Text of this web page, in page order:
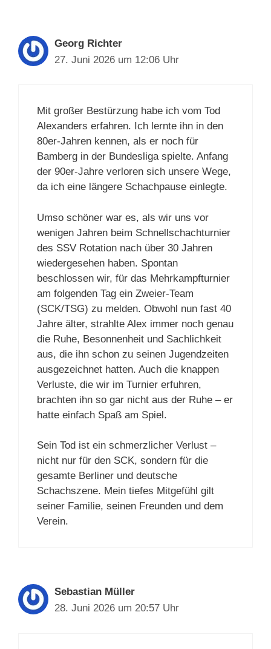
Georg Richter
27. Juni 2026 um 12:06 Uhr
Mit großer Bestürzung habe ich vom Tod
Alexanders erfahren. Ich lernte ihn in den
80er-Jahren kennen, als er noch für
Bamberg in der Bundesliga spielte. Anfang
der 90er-Jahre verloren sich unsere Wege,
da ich eine längere Schachpause einlegte.
Umso schöner war es, als wir uns vor
wenigen Jahren beim Schnellschachturnier
des SSV Rotation nach über 30 Jahren
wiedergesehen haben. Spontan
beschlossen wir, für das Mehrkampfturnier
am folgenden Tag ein Zweier-Team
(SCK/TSG) zu melden. Obwohl nun fast 40
Jahre älter, strahlte Alex immer noch genau
die Ruhe, Besonnenheit und Sachlichkeit
aus, die ihn schon zu seinen Jugendzeiten
ausgezeichnet hatten. Auch die knappen
Verluste, die wir im Turnier erfuhren,
brachten ihn so gar nicht aus der Ruhe – er
hatte einfach Spaß am Spiel.
Sein Tod ist ein schmerzlicher Verlust –
nicht nur für den SCK, sondern für die
gesamte Berliner und deutsche
Schachszene. Mein tiefes Mitgefühl gilt
seiner Familie, seinen Freunden und dem
Verein.
Sebastian Müller
28. Juni 2026 um 20:57 Uhr